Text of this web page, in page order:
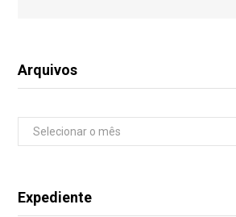
Arquivos
Arquivos
Expediente